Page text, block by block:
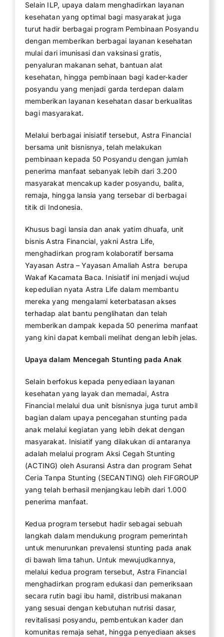
Selain ILP, upaya dalam menghadirkan layanan
kesehatan yang optimal bagi masyarakat juga
turut hadir berbagai program Pembinaan Posyandu
dengan memberikan berbagai layanan kesehatan
mulai dari imunisasi dan vaksinasi gratis,
penyaluran makanan sehat, bantuan alat
kesehatan, hingga pembinaan bagi kader-kader
posyandu yang menjadi garda terdepan dalam
memberikan layanan kesehatan dasar berkualitas
bagi masyarakat.
Melalui berbagai inisiatif tersebut, Astra Financial
bersama unit bisnisnya, telah melakukan
pembinaan kepada 50 Posyandu dengan jumlah
penerima manfaat sebanyak lebih dari 3.200
masyarakat mencakup kader posyandu, balita,
remaja, hingga lansia yang tersebar di berbagai
titik di Indonesia.
Khusus bagi lansia dan anak yatim dhuafa, unit
bisnis Astra Financial, yakni Astra Life,
menghadirkan program kolaboratif bersama
Yayasan Astra – Yayasan Amaliah Astra berupa
Wakaf Kacamata Baca. Inisiatif ini menjadi wujud
kepedulian nyata Astra Life dalam membantu
mereka yang mengalami keterbatasan akses
terhadap alat bantu penglihatan dan telah
memberikan dampak kepada 50 penerima manfaat
yang kini dapat kembali melihat dengan lebih jelas.
Upaya dalam Mencegah Stunting pada Anak
Selain berfokus kepada penyediaan layanan
kesehatan yang layak dan memadai, Astra
Financial melalui dua unit bisnisnya juga turut ambil
bagian dalam upaya pencegahan stunting pada
anak melalui kegiatan yang lebih dekat dengan
masyarakat. Inisiatif yang dilakukan di antaranya
adalah melalui program Aksi Cegah Stunting
(ACTING) oleh Asuransi Astra dan program Sehat
Ceria Tanpa Stunting (SECANTING) oleh FIFGROUP
yang telah berhasil menjangkau lebih dari 1.000
penerima manfaat.
Kedua program tersebut hadir sebagai sebuah
langkah dalam mendukung program pemerintah
untuk menurunkan prevalensi stunting pada anak
di bawah lima tahun. Untuk mewujudkannya,
melalui kedua program tersebut, Astra Financial
menghadirkan program edukasi dan pemeriksaan
secara rutin bagi ibu hamil, distribusi makanan
yang sesuai dengan kebutuhan nutrisi dasar,
revitalisasi posyandu, pembentukan kader dan
komunitas remaja sehat, hingga penyediaan akses